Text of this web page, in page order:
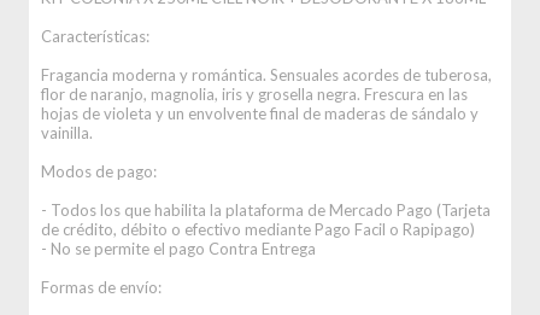
Características:
Fragancia moderna y romántica. Sensuales acordes de tuberosa,
flor de naranjo, magnolia, iris y grosella negra. Frescura en las
hojas de violeta y un envolvente final de maderas de sándalo y
vainilla.
Modos de pago:
- Todos los que habilita la plataforma de Mercado Pago (Tarjeta
de crédito, débito o efectivo mediante Pago Facil o Rapipago)
- No se permite el pago Contra Entrega
Formas de envío: